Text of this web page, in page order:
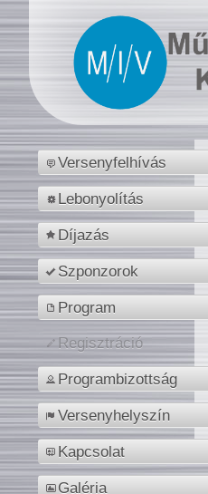
Versenyfelhívás
Lebonyolítás
Díjazás
Szponzorok
Program
Regisztráció
Programbizottság
Versenyhelyszín
Kapcsolat
Galéria